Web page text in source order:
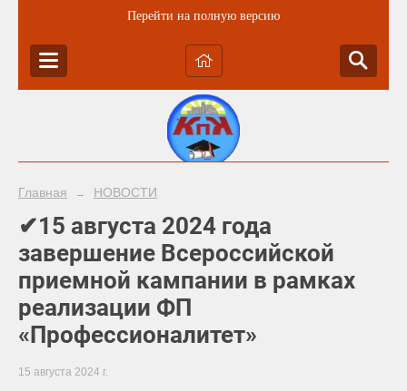
Перейти на полную версию
Главная → НОВОСТИ
✔15 августа 2024 года
завершение Всероссийской
приемной кампании в рамках
реализации ФП
«Профессионалитет»
15 августа 2024 г.